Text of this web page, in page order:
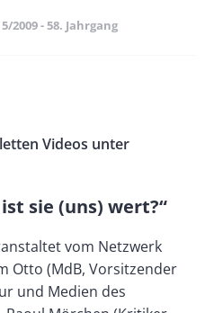
5/2009 - 58. Jahrgang
Videos unter
sie (uns) wert?“
vom Netzwerk
Otto (MdB, Vorsitzender
und Medien des